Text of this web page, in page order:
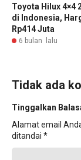
Toyota Hilux 4×4
di Indonesia,
Rp414 Juta
6 bulan lalu
Tidak ada
Tinggalkan
Alamat email
ditandai *